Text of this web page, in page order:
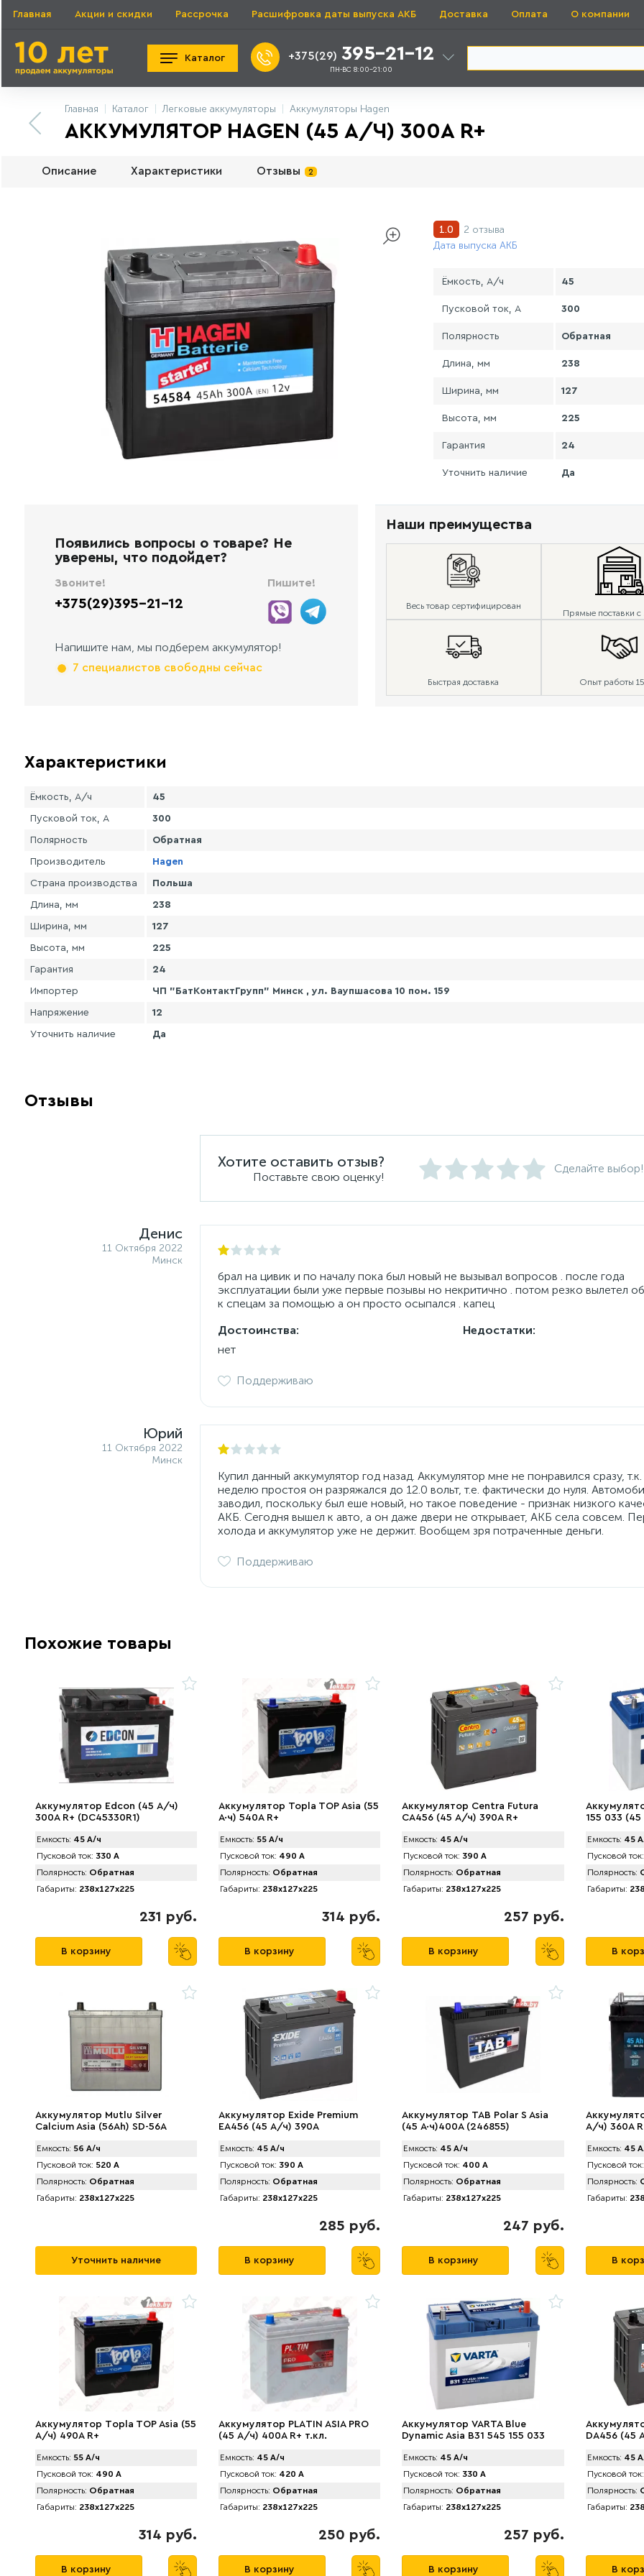
Главная Акции и скидки Рассрочка Расшифровка даты выпуска АКБ Доставка Оплата О компании
Каталог +375(29) 395-21-12
ПН-ВС 8:00-21:00
Главная Каталог Легковые аккумуляторы Аккумуляторы Hagen
АККУМУЛЯТОР HAGEN (45 А/Ч) 300A R+
Описание Характеристики Отзывы 2
1.0
2 отзыва
Дата выпуска АКБ
Ёмкость, А/ч 45
Пусковой ток, А 300
Полярность Обратная
Длина, мм 238
Ширина, мм 127
Высота, мм 225
Гарантия 24
Уточнить наличие Да
Появились вопросы о товаре? Не
уверены, что подойдет?
Звоните!
+375(29)395-21-12
Пишите!
Напишите нам, мы подберем аккумулятор!
7 специалистов свободны сейчас
Наши преимущества
Весь товар сертифицирован
Прямые поставки с
Быстрая доставка Опыт работы
Характеристики
Ёмкость, А/ч 45
Пусковой ток, А 300
Полярность Обратная
Производитель Hagen
Страна производства Польша
Длина, мм 238
Ширина, мм 127
Высота, мм 225
Гарантия 24
Импортер ЧП "БатКонтактГрупп" Минск , ул. Ваупшасова 10 пом. 159
Напряжение 12
Уточнить наличие Да
Отзывы
Хотите оставить отзыв?
Поставьте свою оценку!
Сделайте выбор!
Денис
11 Октября 2022
Минск
брал на цивик и по началу пока был новый не вызывал вопросов . после года
эксплуатации были уже первые позывы но некритично . потом резко вылетел
к спецам за помощью а он просто осыпался . капец
Достоинства:
нет
Недостатки:
Поддерживаю
Юрий
11 Октября 2022
Минск
Купил данный аккумулятор год назад. Аккумулятор мне не понравился сразу, т.к.
неделю простоя он разряжался до 12.0 вольт, т.е. фактически до нуля.
заводил, поскольку был еше новый, но такое поведение - признак низкого
АКБ. Сегодня вышел к авто, а он даже двери не открывает, АКБ села совсем.
холода и аккумулятор уже не держит. Вообщем зря потраченные деньги.
Поддерживаю
Похожие товары
Аккумулятор Edcon (45 А/ч)
300A R+ (DC45330R1)
Емкость: 45 А/ч
Пусковой ток: 330 А
Полярность: Обратная
Габариты: 238x127x225
231 руб.
В корзину
Аккумулятор Topla TOP Asia (55
А·ч) 540A R+
Емкость: 55 А/ч
Пусковой ток: 490 А
Полярность: Обратная
Габариты: 238x127x225
314 руб.
В корзину
Аккумулятор Centra Futura
CA456 (45 А/ч) 390A R+
Емкость: 45 А/ч
Пусковой ток: 390 А
Полярность: Обратная
Габариты: 238x127x225
257 руб.
В корзину
155 033
Емкость: 45
Пусковой ток:
Полярность:
Габариты:
В
Аккумулятор Mutlu Silver
Calcium Asia (56Ah) SD-56A
Емкость: 56 А/ч
Пусковой ток: 520 А
Полярность: Обратная
Габариты: 238x127x225
Уточнить наличие
Аккумулятор Exide Premium
EA456 (45 А/ч) 390A
Емкость: 45 А/ч
Пусковой ток: 390 А
Полярность: Обратная
Габариты: 238x127x225
285 руб.
В корзину
Аккумулятор TAB Polar S Asia
(45 А·ч)400А (246855)
Емкость: 45 А/ч
Пусковой ток: 400 А
Полярность: Обратная
Габариты: 238x127x225
247 руб.
В корзину
А/ч) 360A
Емкость: 45
Пусковой ток:
Полярность:
Габариты:
В
Аккумулятор Tоpla TOP Asia (55
А/ч) 490A R+
Емкость: 55 А/ч
Пусковой ток: 490 А
Полярность: Обратная
Габариты: 238x127x225
314 руб.
В корзину
Аккумулятор PLАTIN ASIA PRO
(45 А/ч) 400A R+ т.кл.
Емкость: 45 А/ч
Пусковой ток: 420 А
Полярность: Обратная
Габариты: 238x127x225
250 руб.
В корзину
Аккумулятор VARTA Blue
Dynamic Asia B31 545 155 033
Емкость: 45 А/ч
Пусковой ток: 330 А
Полярность: Обратная
Габариты: 238x127x225
257 руб.
В корзину
DA456 (45
Емкость: 45
Пусковой ток:
Полярность:
Габариты:
В